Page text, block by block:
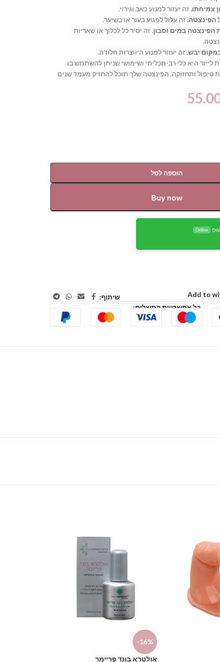
צמיחתו.זה יעזור למנוע כאב וגירוי.
הפינצטה.זה עלול לפגוע בעור או בשיער.
במים וסבון.זה יסיר כל לכלוך או שאריות
יבש.זה יעזור למנוע היווצרות חלודה.
היא כלי רב-תכליתי ושימושי שניתן להשתמש בו
טיפול ותחזוקה, הפינצטה שלך תוכל להחזיק מעמד שנים
הוספה לסל
Buy now
Online
Add to
שיתוף:
כל אפשרויות התשלום:
-16%
אולטרא בונד פריימר